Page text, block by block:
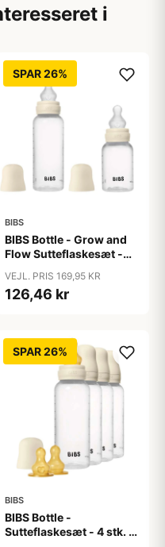
i
SPAR 26%
BIBS
BIBS Bottle - Grow and
Flow Sutteflaskesæt -
150ml/270ml - 2-Pak -
Ivory
VEJL. PRIS 169,95 KR
126,46 kr
SPAR 26%
BIBS
BIBS Bottle -
Sutteflaskesæt - 4 stk. -